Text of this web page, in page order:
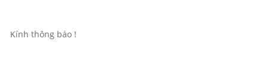
Kính thông báo !